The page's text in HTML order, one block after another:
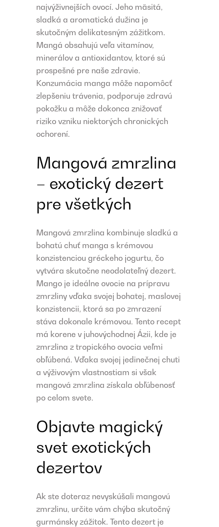
najvýživnejších ovocí. Jeho mäsitá,
sladká a aromatická dužina je
skutočným delikatesným zážitkom.
Mangá obsahujú veľa vitamínov,
minerálov a antioxidantov, ktoré sú
prospešné pre naše zdravie.
Konzumácia manga môže napomôcť
zlepšeniu trávenia, podporuje zdravú
pokožku a môže dokonca znižovať
riziko vzniku niektorých chronických
ochorení.
Mangová zmrzlina
– exotický dezert
pre všetkých
Mangová zmrzlina kombinuje sladkú a
bohatú chuť manga s krémovou
konzistenciou gréckeho jogurtu, čo
vytvára skutočne neodolateľný dezert.
Mango je ideálne ovocie na prípravu
zmrzliny vďaka svojej bohatej, maslovej
konzistencii, ktorá sa po zmrazení
stáva dokonale krémovou. Tento recept
má korene v juhovýchodnej Ázii, kde je
zmrzlina z tropického ovocia veľmi
obľúbená. Vďaka svojej jedinečnej chuti
a výživovým vlastnostiam si však
mangová zmrzlina získala obľúbenosť
po celom svete.
Objavte magický
svet exotických
dezertov
Ak ste doteraz nevyskúšali mangovú
zmrzlinu, určite vám chýba skutočný
gurmánsky zážitok. Tento dezert je